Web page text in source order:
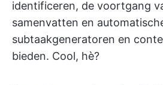
identificeren, de voortgang
samenvatten en
subtaakgeneratoren en
bieden. Cool, hè?